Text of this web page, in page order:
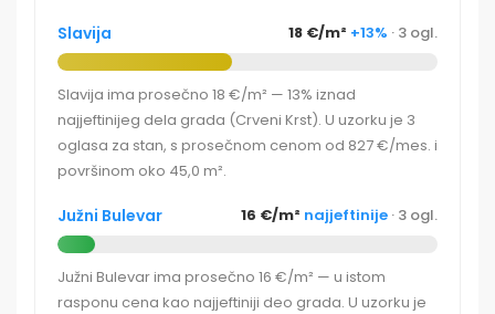
Slavija 18 €/m² +13% · 3 ogl.
Slavija ima prosečno 18 €/m² — 13% iznad
najjeftinijeg dela grada (Crveni Krst). U uzorku je 3
oglasa za stan, s prosečnom cenom od 827 €/mes. i
površinom oko 45,0 m².
Južni Bulevar 16 €/m² najjeftinije · 3 ogl.
Južni Bulevar ima prosečno 16 €/m² — u istom
rasponu cena kao najjeftiniji deo grada. U uzorku je